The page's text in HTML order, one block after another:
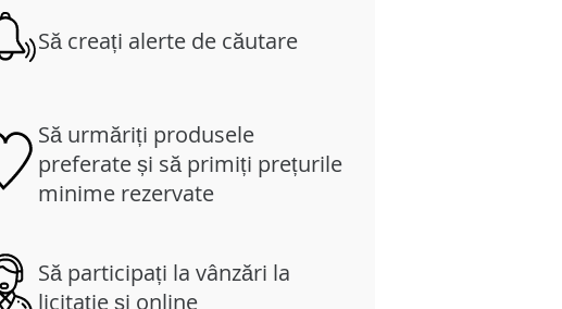
Să creați alerte de căutare
Să urmăriți produsele
preferate și să primiți prețurile
minime rezervate
Să participați la vânzări la
licitație și online